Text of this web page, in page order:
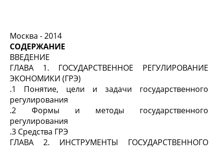
Москва - 2014
СОДЕРЖАНИЕ
ВВЕДЕНИЕ
ГЛАВА 1. ГОСУДАРСТВЕННОЕ РЕГУЛИРОВАНИЕ
ЭКОНОМИКИ (ГРЭ)
.1 Понятие, цели и задачи государственного
регулирования
.2 Формы и методы государственного
регулирования
.3 Средства ГРЭ
ГЛАВА 2. ИНСТРУМЕНТЫ ГОСУДАРСТВЕННОГО